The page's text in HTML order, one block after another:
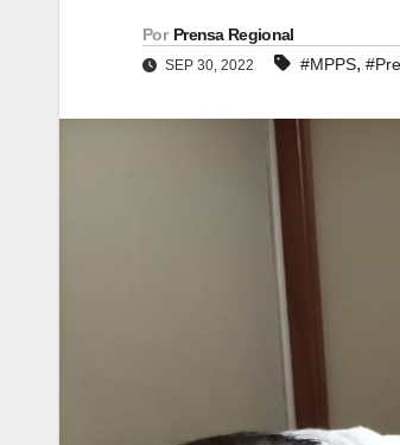
Por Prensa Regional
SEP 30, 2022 #MPPS,